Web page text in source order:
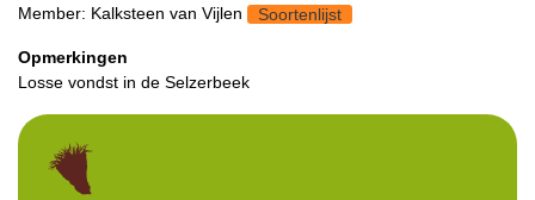
Member: Kalksteen van Vijlen
Soortenlijst
Opmerkingen
Losse vondst in de Selzerbeek